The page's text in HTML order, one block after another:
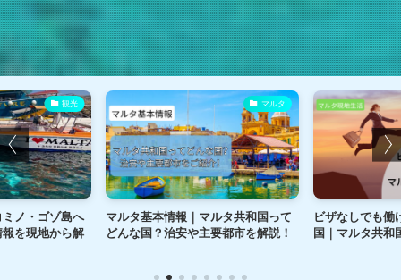
観光
ノ・ゴゾ島へ
を現地から解
マルタ
マルタ基本情報｜マルタ共和国って
どんな国？治安や主要都市を解説！
ビザなしでも働
国｜マルタ共和